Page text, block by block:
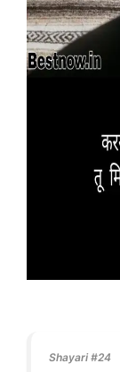
Shayari #24